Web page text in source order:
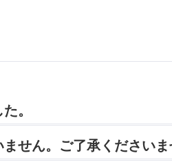
。
せん。ご了承ください